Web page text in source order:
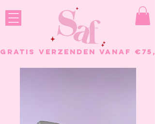
GRATIS VERZENDEN VANAF